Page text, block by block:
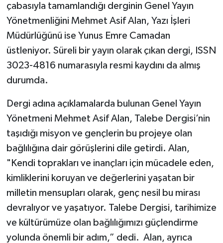
çabasıyla tamamlandığı derginin Genel Yayın
Yönetmenliğini Mehmet Asif Alan, Yazı İşleri
Müdürlüğünü ise Yunus Emre Camadan
üstleniyor. Süreli bir yayın olarak çıkan dergi, ISSN
3023-4816 numarasıyla resmi kaydını da almış
durumda.
Dergi adına açıklamalarda bulunan Genel Yayın
Yönetmeni Mehmet Asif Alan, Talebe Dergisi’nin
taşıdığı misyon ve gençlerin bu projeye olan
bağlılığına dair görüşlerini dile getirdi. Alan,
"Kendi toprakları ve inançları için mücadele eden,
kimliklerini koruyan ve değerlerini yaşatan bir
milletin mensupları olarak, genç nesil bu mirası
devralıyor ve yaşatıyor. Talebe Dergisi, tarihimize
ve kültürümüze olan bağlılığımızı güçlendirme
yolunda önemli bir adım,” dedi. Alan, ayrıca